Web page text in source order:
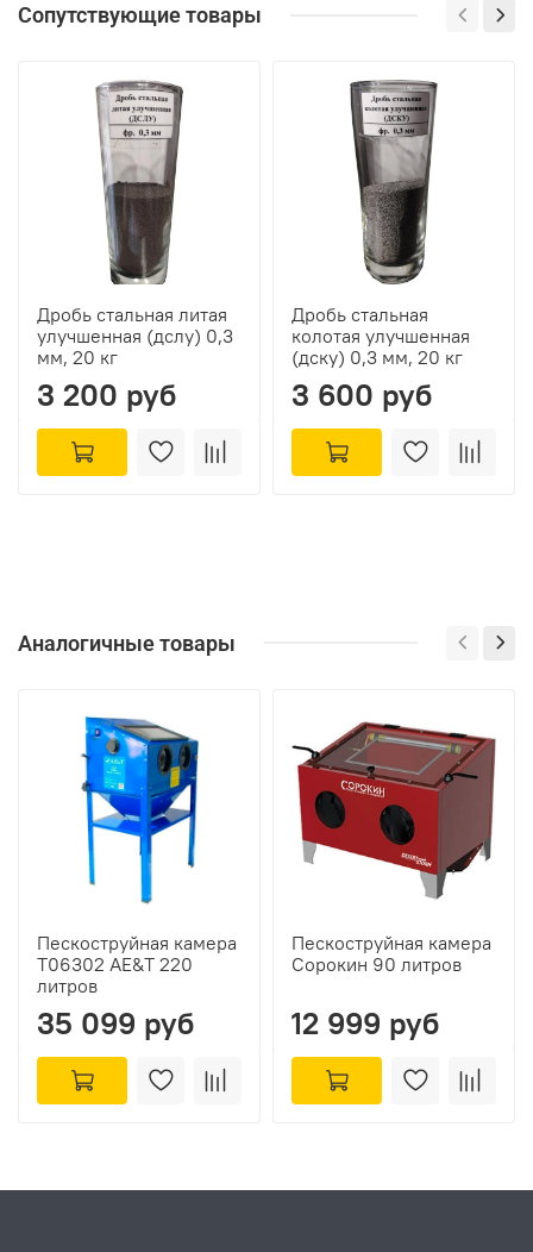
Сопутствующие товары
Дробь стальная литая
улучшенная (дслу) 0,3
мм, 20 кг
3 200 руб
Дробь стальная
колотая улучшенная
(дску) 0,3 мм, 20 кг
3 600 руб
Аналогичные товары
Пескоструйная камера
T06302 AE&T 220
литров
35 099 руб
Пескоструйная камера
Сорокин 90 литров
12 999 руб